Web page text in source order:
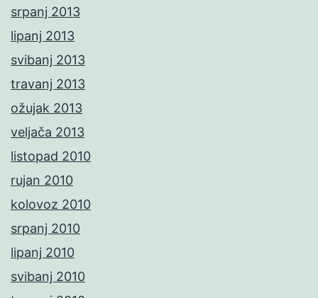
srpanj 2013
lipanj 2013
svibanj 2013
travanj 2013
ožujak 2013
veljača 2013
listopad 2010
rujan 2010
kolovoz 2010
srpanj 2010
lipanj 2010
svibanj 2010